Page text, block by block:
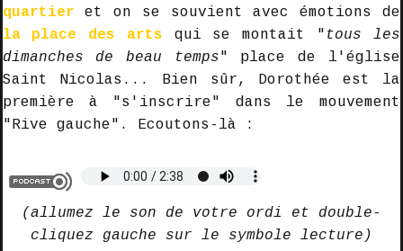
quartier et on se souvient avec émotions de
la place des arts qui se montait " tous les
dimanches de beau temps" place de l'église
Saint Nicolas... Bien sûr, Dorothée est la
première à "s'inscrire" dans le mouvement
"Rive gauche". Ecoutons-là :
(allumez le son de votre ordi et double-
cliquez gauche sur le symbole lecture)